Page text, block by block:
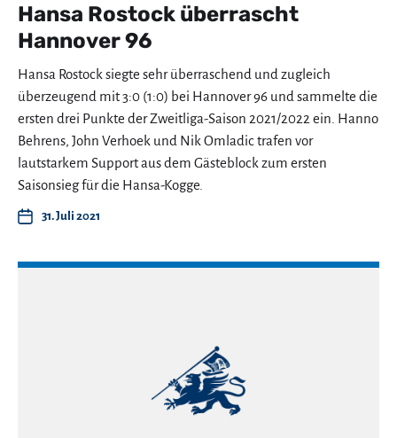
Hansa Rostock überrascht
Hannover 96
Hansa Rostock siegte sehr überraschend und zugleich
überzeugend mit 3:0 (1:0) bei Hannover 96 und sammelte die
ersten drei Punkte der Zweitliga-Saison 2021/2022 ein. Hanno
Behrens, John Verhoek und Nik Omladic trafen vor
lautstarkem Support aus dem Gästeblock zum ersten
Saisonsieg für die Hansa-Kogge.
31. Juli 2021